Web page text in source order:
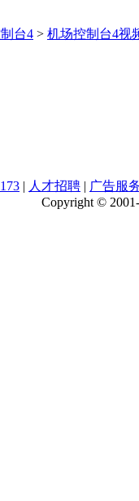
台4 > 机场控制台4视
| 人才招聘 | 广告服
Copyright ©